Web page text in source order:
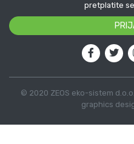
pretplatite
© 2020 ZEOS eko-sistem
graphics